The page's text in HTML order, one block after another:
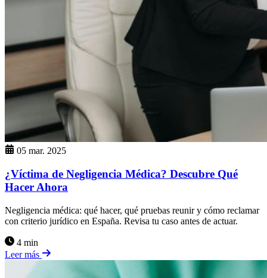
05 mar. 2025
¿Víctima de Negligencia Médica? Descubre Qué
Hacer Ahora
Negligencia médica: qué hacer, qué pruebas reunir y cómo reclamar
con criterio jurídico en España. Revisa tu caso antes de actuar.
4 min
Leer más